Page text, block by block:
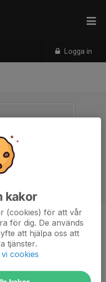
Logga in
kakor
(cookies) för att vår
för dig. De används
att hjälpa oss att
tjänster.
cookies